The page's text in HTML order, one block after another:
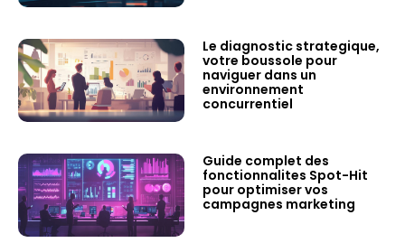
Le diagnostic strategique,
votre boussole pour
naviguer dans un
environnement
concurrentiel
Guide complet des
fonctionnalites Spot-Hit
pour optimiser vos
campagnes marketing